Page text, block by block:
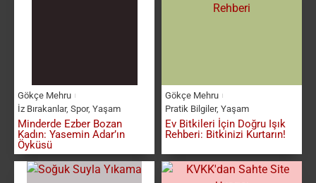
Gökçe Mehru
İz Bırakanlar, Spor, Yaşam
Minderde Ezber Bozan
Kadın: Yasemin Adar’ın
Öyküsü
Gökçe Mehru
Pratik Bilgiler, Yaşam
Ev Bitkileri İçin Doğru Işık
Rehberi: Bitkinizi Kurtarın!